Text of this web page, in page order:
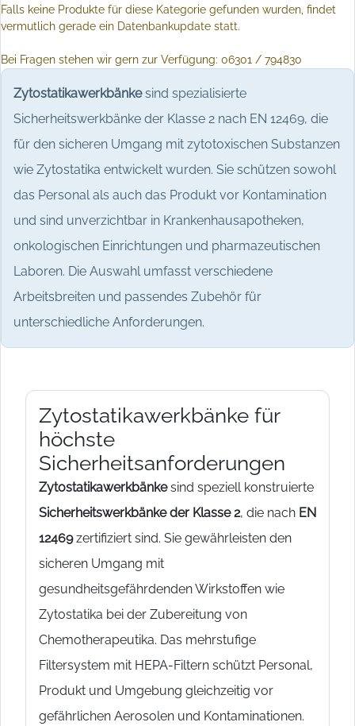
Zytostatikawerkbänkesind spezialisierte
Sicherheitswerkbänke der Klasse 2 nach EN 12469, die
für den sicheren Umgang mit zytotoxischen Substanzen
wie Zytostatika entwickelt wurden. Sie schützen sowohl
das Personal als auch das Produkt vor Kontamination
und sind unverzichtbar in Krankenhausapotheken,
onkologischen Einrichtungen und pharmazeutischen
Laboren. Die Auswahl umfasst verschiedene
Arbeitsbreiten und passendes Zubehör für
unterschiedliche Anforderungen.
Falls keine Produkte für diese Kategorie gefunden wurden, findet
vermutlich gerade ein Datenbankupdate statt.
Bei Fragen stehen wir gern zur Verfügung: 06301 / 794830
Zytostatikawerkbänke für
höchste
Sicherheitsanforderungen
Zytostatikawerkbänkesind speziell konstruierte
Sicherheitswerkbänke der Klasse 2, die nach EN
12469zertifiziert sind. Sie gewährleisten den
sicheren Umgang mit
gesundheitsgefährdenden Wirkstoffen wie
Zytostatika bei der Zubereitung von
Chemotherapeutika. Das mehrstufige
Filtersystem mit HEPA-Filtern schützt Personal,
Produkt und Umgebung gleichzeitig vor
gefährlichen Aerosolen und Kontaminationen.